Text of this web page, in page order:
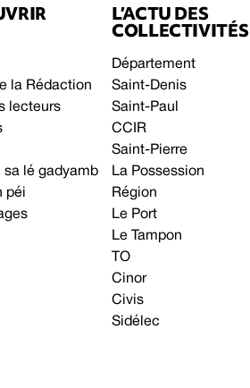
la Rédaction
lecteurs
sa lé gadyamb
péi
L’ACTU DES
COLLECTIVITÉS
Département
Saint-Denis
Saint-Paul
CCIR
Saint-Pierre
La Possession
Région
Le Port
Le Tampon
TO
Cinor
Civis
Sidélec